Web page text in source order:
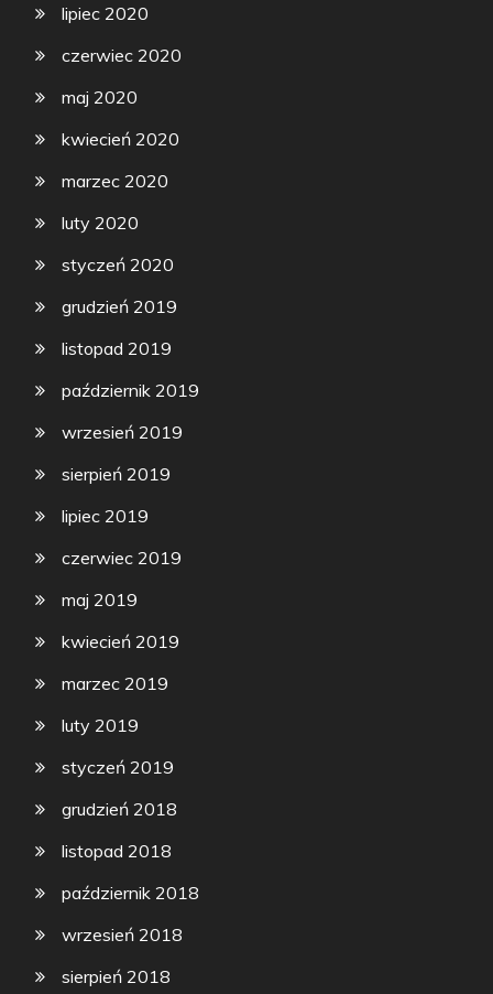
lipiec 2020
czerwiec 2020
maj 2020
kwiecień 2020
marzec 2020
luty 2020
styczeń 2020
grudzień 2019
listopad 2019
październik 2019
wrzesień 2019
sierpień 2019
lipiec 2019
czerwiec 2019
maj 2019
kwiecień 2019
marzec 2019
luty 2019
styczeń 2019
grudzień 2018
listopad 2018
październik 2018
wrzesień 2018
sierpień 2018